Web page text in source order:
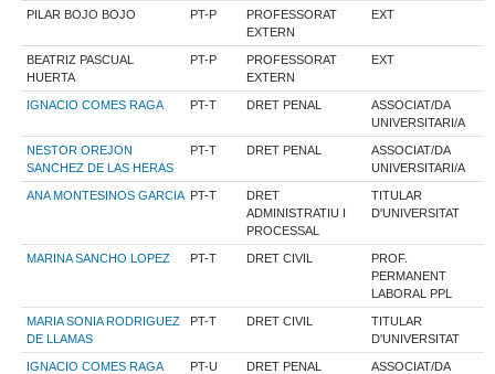
PILAR BOJO BOJO PT-P
PROFESSORAT
EXTERN
EXT
BEATRIZ PASCUAL
HUERTA
PT-P
PROFESSORAT
EXTERN
EXT
IGNACIO COMES RAGA PT-T DRET PENAL
ASSOCIAT/DA
UNIVERSITARI/A
NESTOR OREJON
SANCHEZ DE LAS HERAS
PT-T DRET PENAL
ASSOCIAT/DA
UNIVERSITARI/A
ANA MONTESINOS GARCIA PT-T
DRET
ADMINISTRATIU I
PROCESSAL
TITULAR
D'UNIVERSITAT
MARINA SANCHO LOPEZ PT-T DRET CIVIL
PROF.
PERMANENT
LABORAL PPL
MARIA SONIA RODRIGUEZ
DE LLAMAS
PT-T DRET CIVIL
TITULAR
D'UNIVERSITAT
IGNACIO COMES RAGA PT-U DRET PENAL
ASSOCIAT/DA